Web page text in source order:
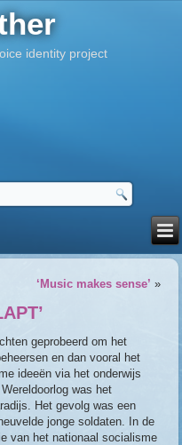
identity project
‘Music makes sense’ »
geprobeerd om het
en dan vooral het
ideeën via het onderwijs
was het
Het gevolg was een
jonge soldaten. In de
van het nationaal socialisme